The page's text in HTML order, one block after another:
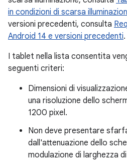
in condizioni di scarsa
versioni precedenti, consulta
Android 14 e versioni precedenti.
I tablet nella lista consentita
seguenti criteri:
Dimensioni di
una risoluzione dello
1200 pixel.
Non deve presentare
dall'attenuazione dello
modulazione di larghezza